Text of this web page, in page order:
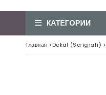
КАТЕГОРИИ
Главная >Dekal (Serigrafi) >